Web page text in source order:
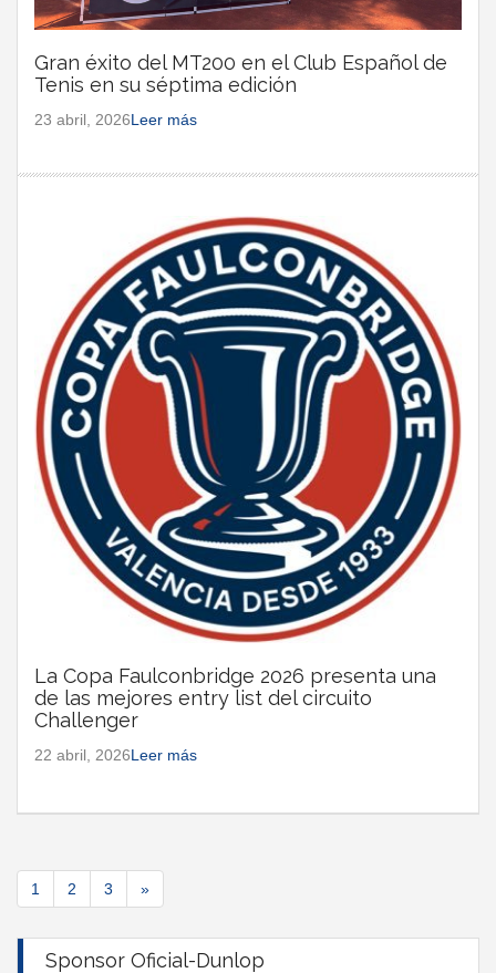
Gran éxito del MT200 en el Club Español de
Tenis en su séptima edición
23 abril, 2026Leer más
La Copa Faulconbridge 2026 presenta una
de las mejores entry list del circuito
Challenger
22 abril, 2026Leer más
1 2 3 »
Sponsor Oficial-Dunlop